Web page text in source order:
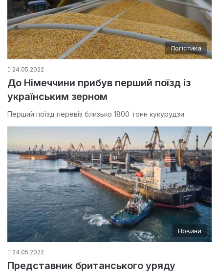
Логістика
24.05.2022
До Німеччини прибув перший поїзд із
українським зерном
Перший поїзд перевіз близько 1800 тонн кукурудзи
Новини
24.05.2022
Представник британського уряду